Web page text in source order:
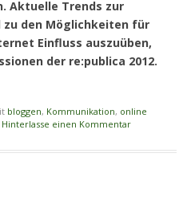
Aktuelle Trends zur
den Möglichkeiten für
Einfluss auszuüben,
der re:publica 2012.
bloggen, Kommunikation, online
Hinterlasse einen Kommentar